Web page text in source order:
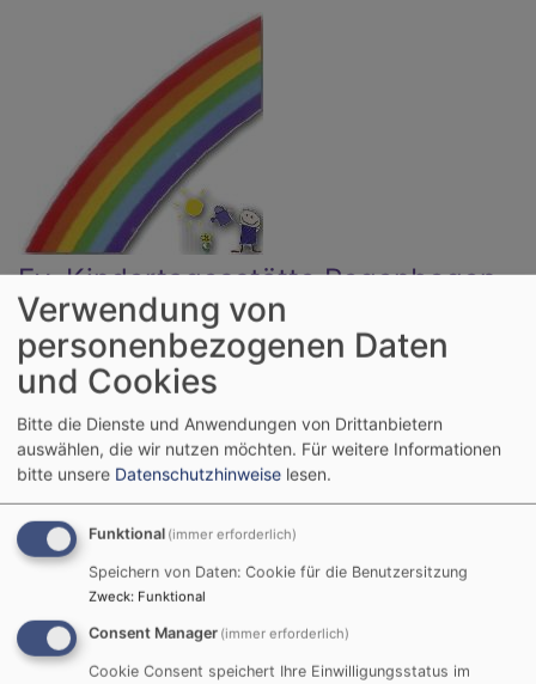
Ev. Kindertagesstätte Regenbogen
Altötting
Krippe - Kindergarten - Sprachkita
Hauptnavigation
Startseite Rechtliches
Rechtliches
PARTNER
Verwendung von
personenbezogenen Daten
und Cookies
Bitte die Dienste und Anwendungen von Drittanbietern
auswählen, die wir nutzen möchten. Für weitere Informationen
bitte unsere Datenschutzhinweise lesen.
Funktional (immer erforderlich)
Speichern von Daten: Cookie für die Benutzersitzung
Zweck: Funktional
Consent Manager (immer erforderlich)
Cookie Consent speichert Ihre Einwilligungsstatus im